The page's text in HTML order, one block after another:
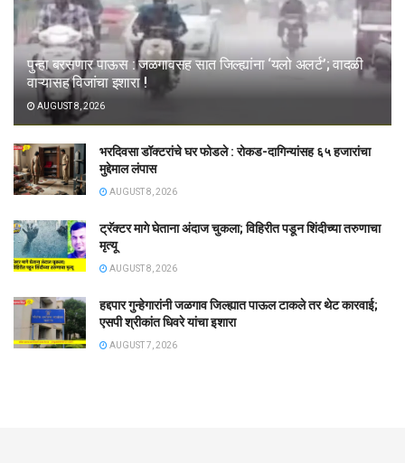
पुन्हा बरसणार पाऊस : जळगावसह सात जिल्ह्यांना ‘यलो अलर्ट’; वादळी
वाऱ्यासह विजांचा इशारा !
AUGUST 8, 2026
भरदिवसा डॉक्टरांचे घर फोडले : रोकड-दागिन्यांसह ६५ हजारांचा
मुद्देमाल लंपास
AUGUST 8, 2026
ट्रॅक्टर मागे घेताना अंदाज चुकला; विहिरीत पडून शिंदीच्या तरुणाचा
मृत्यू
AUGUST 8, 2026
हद्दपार गुन्हेगारांनी जळगाव जिल्ह्यात पाऊल टाकले तर थेट कारवाई;
एसपी श्रीकांत धिवरे यांचा इशारा
AUGUST 7, 2026